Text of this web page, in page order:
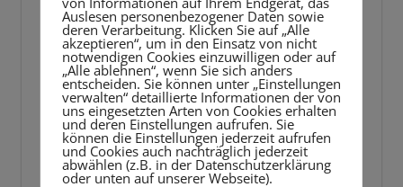
Auslesen personenbezogener Daten sowie
deren Verarbeitung. Klicken Sie auf „Alle
akzeptieren“, um in den Einsatz von nicht
notwendigen Cookies einzuwilligen oder auf
„Alle ablehnen“, wenn Sie sich anders
entscheiden. Sie können unter „Einstellungen
verwalten“ detaillierte Informationen der von
uns eingesetzten Arten von Cookies erhalten
und deren Einstellungen aufrufen. Sie
können die Einstellungen jederzeit aufrufen
und Cookies auch nachträglich jederzeit
abwählen (z.B. in der Datenschutzerklärung
oder unten auf unserer Webseite).